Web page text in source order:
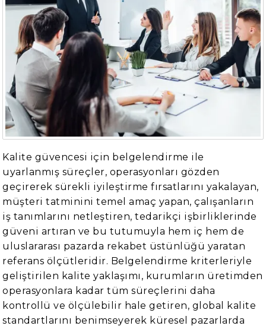
Kalite güvencesi için belgelendirme ile
uyarlanmış süreçler, operasyonları gözden
geçirerek sürekli iyileştirme fırsatlarını yakalayan,
müşteri tatminini temel amaç yapan, çalışanların
iş tanımlarını netleştiren, tedarikçi işbirliklerinde
güveni artıran ve bu tutumuyla hem iç hem de
uluslararası pazarda rekabet üstünlüğü yaratan
referans ölçütleridir. Belgelendirme kriterleriyle
geliştirilen kalite yaklaşımı, kurumların üretimden
operasyonlara kadar tüm süreçlerini daha
kontrollü ve ölçülebilir hale getiren, global kalite
standartlarını benimseyerek küresel pazarlarda